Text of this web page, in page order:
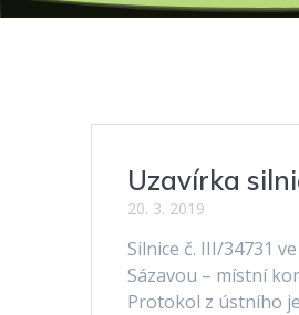
Uzavírka
20. 3. 2019
Silnice č. III/34731
Sázavou – místní
Protokol z ústního